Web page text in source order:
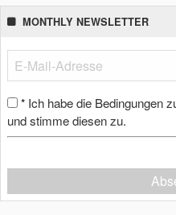
MONTHLY NEWSLETTER
* Ich habe die Bedingungen
und stimme diesen zu.